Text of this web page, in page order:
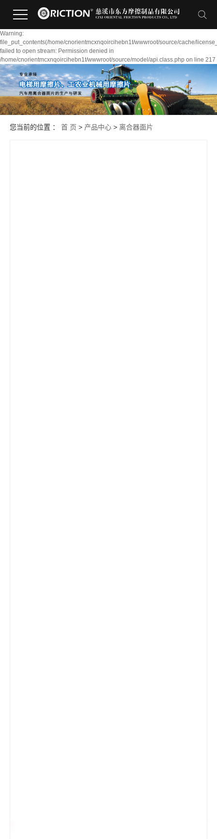
Warning:
file_put_contents(/home/cnorientmcxnqoircihebn1t/wwwroot/source/cache/
failed to open stream: Permission denied in
/home/cnorientmcxnqoircihebn1t/wwwroot/source/model/api.class.php on line 217
您当前的位置 ： 首 页 > 产品中心 > 离合器面片